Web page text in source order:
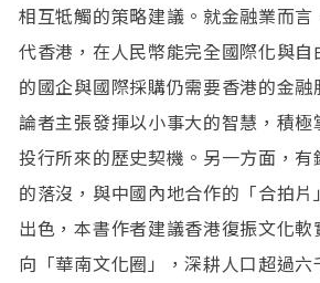
相互牴觸的策略建議。就金融業而
代香港，在人民幣能完全國際化與
的國企與國際採購仍需要香港的金
論者主張發揮以小事大的智慧，積
投行所來的歷史契機。另一方面，
的落沒，與中國內地合作的「合拍
出色，本書作者建議香港復振文化
向「華南文化圈」，深耕人口超過